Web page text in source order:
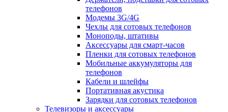
телефонов
Модемы 3G/4G
Чехлы для сотовых телефонов
Моноподы, штативы
Аксессуары для смарт-часов
Пленки для сотовых телефонов
Мобильные аккумуляторы для
телефонов
Кабели и шлейфы
Портативная акустика
Зарядки для сотовых телефонов
Телевизоры и аксессуары